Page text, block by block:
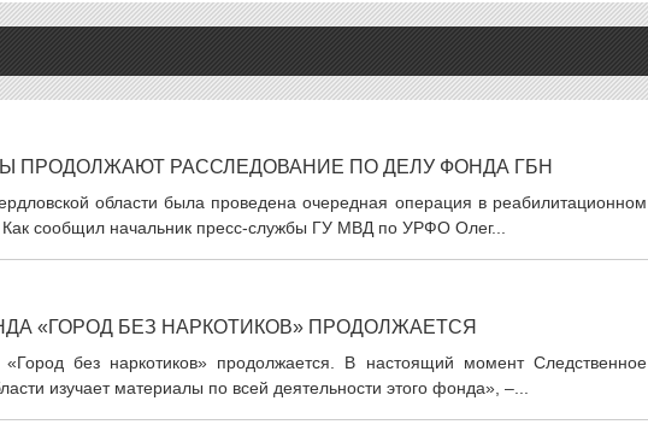
ПРОДОЛЖАЮТ РАССЛЕДОВАНИЕ ПО ДЕЛУ ФОНДА ГБН
области была проведена очередная операция в реабилитационном
сообщил начальник пресс-службы ГУ МВД по УРФО Олег...
«ГОРОД БЕЗ НАРКОТИКОВ» ПРОДОЛЖАЕТСЯ
без наркотиков» продолжается. В настоящий момент Следственное
изучает материалы по всей деятельности этого фонда», –...